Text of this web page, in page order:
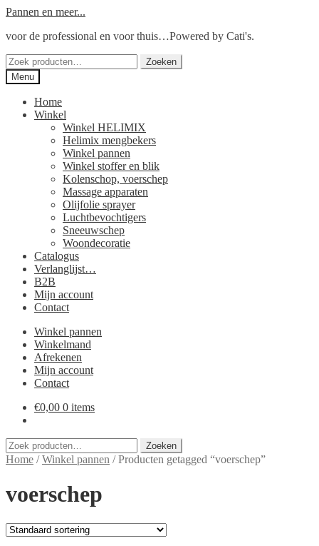
Ga
naar
Ga
de
Pannen en meer...
voor de professional en voor thuis…Powered by Cati's.
Zoeken
naar:
Zoeken
Menu
Home
Winkel
Winkel HELIMIX
Helimix mengbekers
Winkel pannen
Winkel stoffer en blik
Kolenschop, voerschep
Massage apparaten
Olijfolie sprayer
Luchtbevochtigers
Sneeuwschep
Woondecoratie
Catalogus
Verlanglijst…
B2B
Mijn account
Contact
Winkel pannen
Winkelmand
Afrekenen
Mijn account
Contact
€0,00 0 items
Zoeken
naar:
Zoeken
Home /Winkel pannen /Producten getagged “voerschep”
voerschep